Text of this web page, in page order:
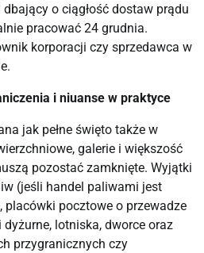
o ciągłość dostaw prądu
pracować 24 grudnia.
korporacji czy sprzedawca w
i niuanse w praktyce
jak pełne święto także w
galerie i większość
pozostać zamknięte. Wyjątki
(jeśli handel paliwami jest
pocztowe o przewadze
dyżurne, lotniska, dworce oraz
przygranicznych czy